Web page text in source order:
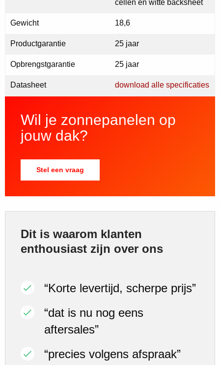
cellen en witte backsheet
Gewicht 18,6
Productgarantie 25 jaar
Opbrengstgarantie 25 jaar
Datasheet download alle specificaties
Wil je zonnepanelen op
jouw dak?
Stel een vraag
Dit is waarom klanten
enthousiast zijn over ons
“Korte levertijd, scherpe prijs”
“dat is nu nog eens
aftersales”
“precies volgens afspraak”